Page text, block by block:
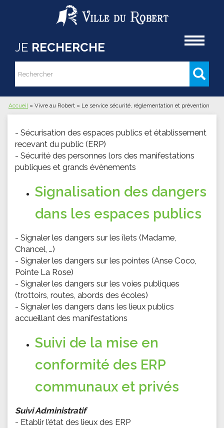
Aller au contenu principal
JE RECHERCHE
Formulaire de recherche
Rechercher
Vous êtes ici
Accueil » Vivre au Robert » Le service sécurité, réglementation et prévention
- Sécurisation des espaces publics et établissement
recevant du public (ERP)
- Sécurité des personnes lors des manifestations
publiques et grands évènements
Signalisation des dangers
dans les espaces publics
- Signaler les dangers sur les îlets (Madame,
Chancel, …)
- Signaler les dangers sur les pointes (Anse Coco,
Pointe La Rose)
- Signaler les dangers sur les voies publiques
(trottoirs, routes, abords des écoles)
- Signaler les dangers dans les lieux publics
accueillant des manifestations
Suivi de la mise en
conformité des ERP
communaux et privés
Suivi Administratif
- Etablir l’état des lieux des ERP